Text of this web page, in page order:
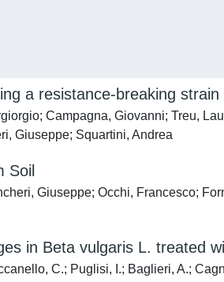
a resistance-breaking
Campagna, Giovanni; Treu,
Giuseppe; Squartini, Andrea
Soil
Giuseppe; Occhi, Francesco;
in Beta vulgaris L. treated
C.; Puglisi, I.; Baglieri, A.;